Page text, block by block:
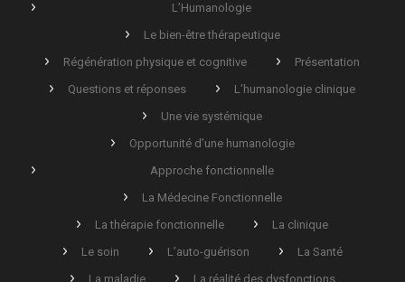
L’Humanologie
Le bien-être thérapeutique
Régénération physique et cognitive
Présentation
Questions et réponses
L’humanologie clinique
Une vie systémique
Opportunité d’une humanologie
Approche fonctionnelle
La Médecine Fonctionnelle
La thérapie fonctionnelle
La clinique
Le soin
L’auto-guérison
La Santé
La maladie
La réalité des dysfonctions